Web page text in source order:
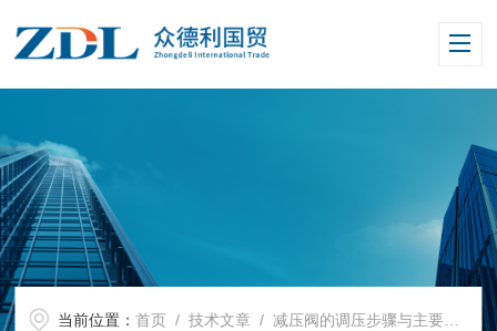
当前位置：首页 /技术文章 / 减压阀的调压步骤与主要作用